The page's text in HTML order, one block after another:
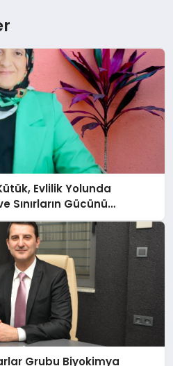
Evlilik Yolunda
Sınırların Gücünü
Grubu Biyokimya